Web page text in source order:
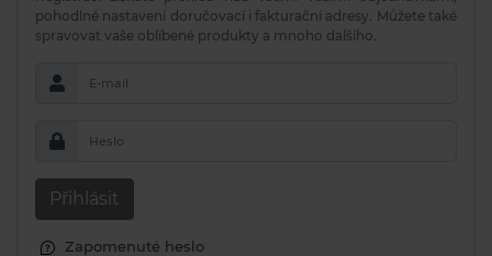
pohodlné nastavení doručovací i fakturační adresy. Můžete také
spravovat vaše oblíbené produkty a mnoho dalšího.
E-mail
Heslo
Přihlásit
Zapomenuté heslo